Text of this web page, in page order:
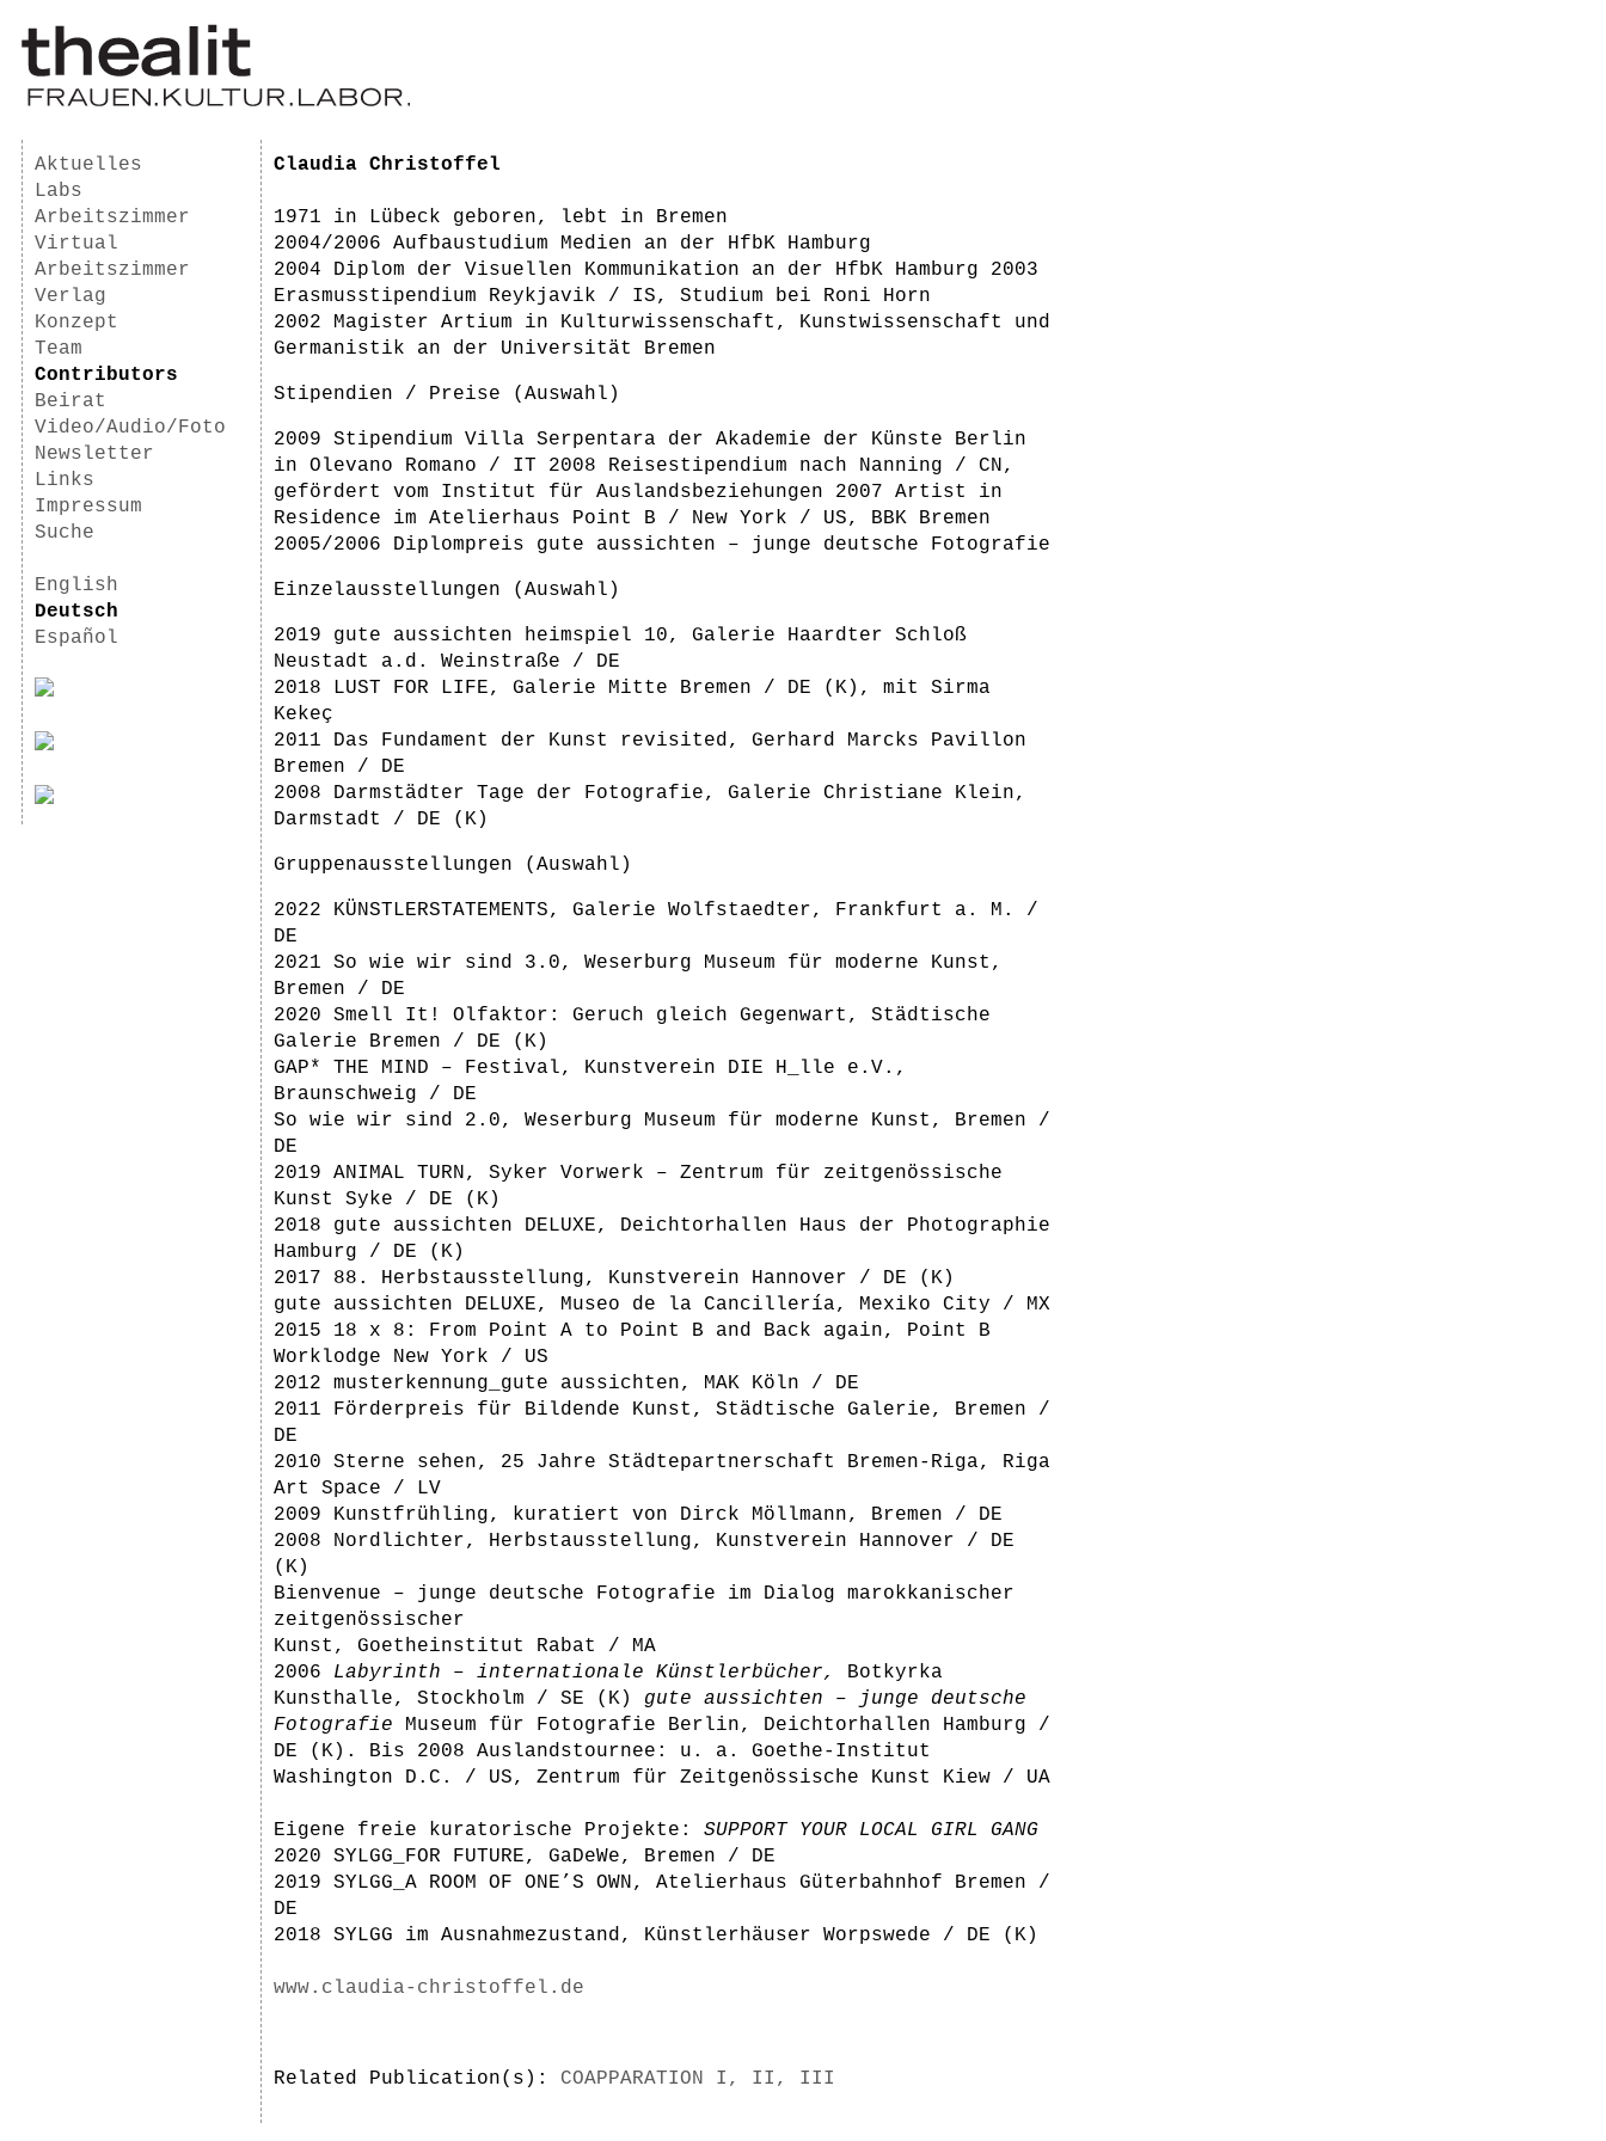
Aktuelles
Labs
Arbeitszimmer
Virtual
Arbeitszimmer
Verlag
Konzept
Team
Contributors
Beirat
Video/Audio/Foto
Newsletter
Links
Impressum
Suche
English
Deutsch
Español
Claudia Christoffel
1971 in Lübeck geboren, lebt in Bremen
2004/2006 Aufbaustudium Medien an der HfbK Hamburg
2004 Diplom der Visuellen Kommunikation an der HfbK Hamburg 2003
Erasmusstipendium Reykjavik / IS, Studium bei Roni Horn
2002 Magister Artium in Kulturwissenschaft, Kunstwissenschaft und
Germanistik an der Universität Bremen
Stipendien / Preise (Auswahl)
2009 Stipendium Villa Serpentara der Akademie der Künste Berlin
in Olevano Romano / IT 2008 Reisestipendium nach Nanning / CN,
gefördert vom Institut für Auslandsbeziehungen 2007 Artist in
Residence im Atelierhaus Point B / New York / US, BBK Bremen
2005/2006 Diplompreis gute aussichten – junge deutsche Fotografie
Einzelausstellungen (Auswahl)
2019 gute aussichten heimspiel 10, Galerie Haardter Schloß
Neustadt a.d. Weinstraße / DE
2018 LUST FOR LIFE, Galerie Mitte Bremen / DE (K), mit Sirma
Kekeç
2011 Das Fundament der Kunst revisited, Gerhard Marcks Pavillon
Bremen / DE
2008 Darmstädter Tage der Fotografie, Galerie Christiane Klein,
Darmstadt / DE (K)
Gruppenausstellungen (Auswahl)
2022 KÜNSTLERSTATEMENTS, Galerie Wolfstaedter, Frankfurt a. M. /
DE
2021 So wie wir sind 3.0, Weserburg Museum für moderne Kunst,
Bremen / DE
2020 Smell It! Olfaktor: Geruch gleich Gegenwart, Städtische
Galerie Bremen / DE (K)
GAP* THE MIND – Festival, Kunstverein DIE H_lle e.V.,
Braunschweig / DE
So wie wir sind 2.0, Weserburg Museum für moderne Kunst, Bremen /
DE
2019 ANIMAL TURN, Syker Vorwerk – Zentrum für zeitgenössische
Kunst Syke / DE (K)
2018 gute aussichten DELUXE, Deichtorhallen Haus der Photographie
Hamburg / DE (K)
2017 88. Herbstausstellung, Kunstverein Hannover / DE (K)
gute aussichten DELUXE, Museo de la Cancillería, Mexiko City / MX
2015 18 x 8: From Point A to Point B and Back again, Point B
Worklodge New York / US
2012 musterkennung_gute aussichten, MAK Köln / DE
2011 Förderpreis für Bildende Kunst, Städtische Galerie, Bremen /
DE
2010 Sterne sehen, 25 Jahre Städtepartnerschaft Bremen-Riga, Riga
Art Space / LV
2009 Kunstfrühling, kuratiert von Dirck Möllmann, Bremen / DE
2008 Nordlichter, Herbstausstellung, Kunstverein Hannover / DE
(K)
Bienvenue – junge deutsche Fotografie im Dialog marokkanischer
zeitgenössischer
Kunst, Goetheinstitut Rabat / MA
2006 Labyrinth – internationale Künstlerbücher, Botkyrka
Kunsthalle, Stockholm / SE (K) gute aussichten – junge deutsche
Fotografie Museum für Fotografie Berlin, Deichtorhallen Hamburg /
DE (K). Bis 2008 Auslandstournee: u. a. Goethe-Institut
Washington D.C. / US, Zentrum für Zeitgenössische Kunst Kiew / UA
Eigene freie kuratorische Projekte: SUPPORT YOUR LOCAL GIRL GANG
2020 SYLGG_FOR FUTURE, GaDeWe, Bremen / DE
2019 SYLGG_A ROOM OF ONE’S OWN, Atelierhaus Güterbahnhof Bremen /
DE
2018 SYLGG im Ausnahmezustand, Künstlerhäuser Worpswede / DE (K)
www.claudia-christoffel.de
Related Publication(s): COAPPARATION I, II, III